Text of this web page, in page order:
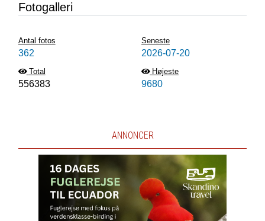
Fotogalleri
Antal fotos
362
Seneste
2026-07-20
Total
556383
Højeste
9680
ANNONCER